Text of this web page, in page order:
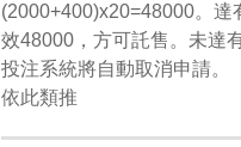
(2000+400)x20=48000。達
效48000，方可託售。未達
投注系統將自動取消申請。
依此類推